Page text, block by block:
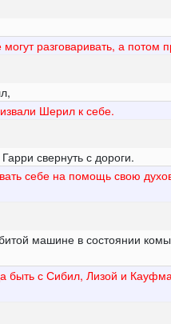
разговаривать, а потом
Шерил к себе.
свернуть с дороги.
себе на помощь свою
машине в состоянии
быть с Сибил, Лизой и